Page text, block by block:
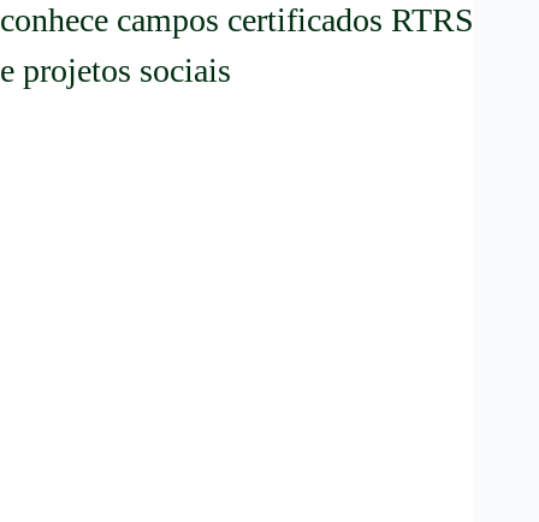
conhece campos certificados RTRS
e projetos sociais